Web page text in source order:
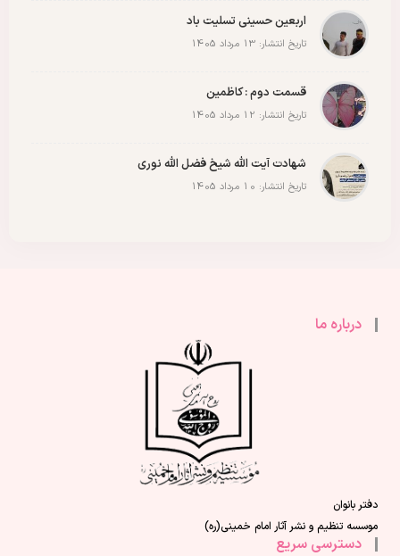
اربعین حسینی تسلیت باد
تاریخ انتشار: 13 مرداد 1405
قسمت دوم : کاظمین
تاریخ انتشار: 12 مرداد 1405
شهادت آیت الله شیخ فضل الله نوری
تاریخ انتشار: 10 مرداد 1405
درباره ما
دفتر بانوان
موسسه تنظیم و نشر آثار امام خمینی(ره)
دسترسی سریع